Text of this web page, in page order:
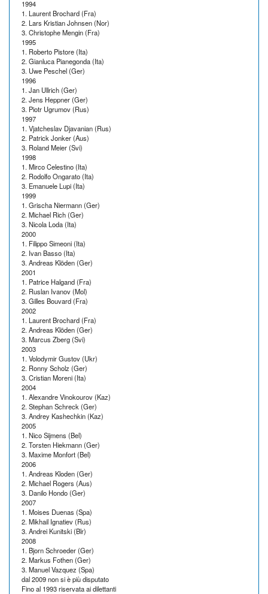
1994
1. Laurent Brochard (Fra)
2. Lars Kristian Johnsen (Nor)
3. Christophe Mengin (Fra)
1995
1. Roberto Pistore (Ita)
2. Gianluca Pianegonda (Ita)
3. Uwe Peschel (Ger)
1996
1. Jan Ullrich (Ger)
2. Jens Heppner (Ger)
3. Piotr Ugrumov (Rus)
1997
1. Vjatcheslav Djavanian (Rus)
2. Patrick Jonker (Aus)
3. Roland Meier (Svi)
1998
1. Mirco Celestino (Ita)
2. Rodolfo Ongarato (Ita)
3. Emanuele Lupi (Ita)
1999
1. Grischa Niermann (Ger)
2. Michael Rich (Ger)
3. Nicola Loda (Ita)
2000
1. Filippo Simeoni (Ita)
2. Ivan Basso (Ita)
3. Andreas Klöden (Ger)
2001
1. Patrice Halgand (Fra)
2. Ruslan Ivanov (Mol)
3. Gilles Bouvard (Fra)
2002
1. Laurent Brochard (Fra)
2. Andreas Klöden (Ger)
3. Marcus Zberg (Svi)
2003
1. Volodymir Gustov (Ukr)
2. Ronny Scholz (Ger)
3. Cristian Moreni (Ita)
2004
1. Alexandre Vinokourov (Kaz)
2. Stephan Schreck (Ger)
3. Andrey Kashechkin (Kaz)
2005
1. Nico Sijmens (Bel)
2. Torsten Hiekmann (Ger)
3. Maxime Monfort (Bel)
2006
1. Andreas Kloden (Ger)
2. Michael Rogers (Aus)
3. Danilo Hondo (Ger)
2007
1. Moises Duenas (Spa)
2. Mikhail Ignatiev (Rus)
3. Andrei Kunitski (Blr)
2008
1. Bjorn Schroeder (Ger)
2. Markus Fothen (Ger)
3. Manuel Vazquez (Spa)
dal 2009 non si è più disputato
Fino al 1993 riservata ai dilettanti